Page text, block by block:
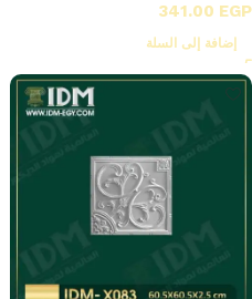
341.00 EGP
إضافة إلى السلة